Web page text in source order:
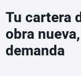
Tu cartera
obra
demanda